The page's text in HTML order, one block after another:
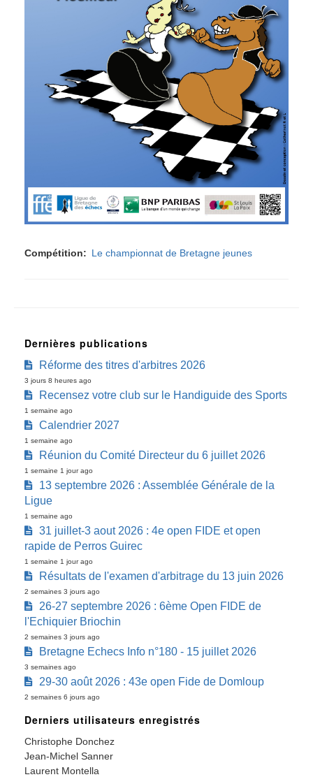
Compétition Le championnat de Bretagne jeunes
Dernières publications
Réforme des titres d'arbitres 2026
3 jours 8 heures ago
Recensez votre club sur le Handiguide des Sports
1 semaine ago
Calendrier 2027
1 semaine ago
Réunion du Comité Directeur du 6 juillet 2026
1 semaine 1 jour ago
13 septembre 2026 : Assemblée Générale de la
Ligue
1 semaine ago
31 juillet-3 aout 2026 : 4e open FIDE et open
rapide de Perros Guirec
1 semaine 1 jour ago
Résultats de l'examen d'arbitrage du 13 juin 2026
2 semaines 3 jours ago
26-27 septembre 2026 : 6ème Open FIDE de
l'Echiquier Briochin
2 semaines 3 jours ago
Bretagne Echecs Info n°180 - 15 juillet 2026
3 semaines ago
29-30 août 2026 : 43e open Fide de Domloup
2 semaines 6 jours ago
Derniers utilisateurs enregistrés
Christophe Donchez
Jean-Michel Sanner
Laurent Montella